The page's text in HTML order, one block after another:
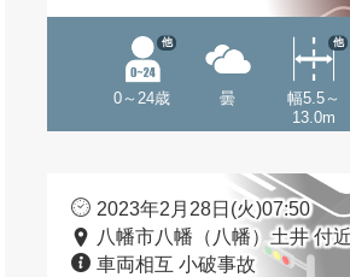
0～24歳
他
曇
幅5.5～
13.0m
他
2023年2月28日(火)07:50
八幡市八幡（八幡）土井 付
車両相互 小破事故